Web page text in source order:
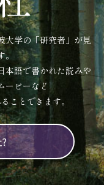
大学の「研究者」が見
本語で書かれた読みや
ービーなど
ことできます。